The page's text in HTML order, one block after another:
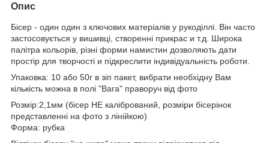
Опис
Бісер - один один з ключових матеріалів у рукоділлі. Він часто
застосовується у вишивці, створенні прикрас и т.д. Широка
палітра кольорів, різні форми намистин дозволяють дати
простір для творчості и підкреслити індивідуальність роботи.
Упаковка: 10 або 50г в зіп пакет, вибрати необхідну Вам
кількість можна в полі "Вага" праворуч від фото
Розмір:2,1мм (бісер НЕ калібрований, розміри бісерінок
представленні на фото з лінійкою)
Форма: рубка